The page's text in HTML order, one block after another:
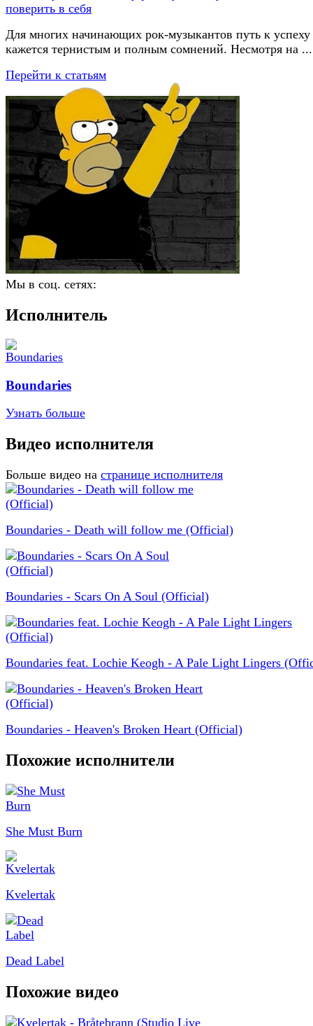
Для многих начинающих рок-музыкантов путь к успеху
кажется тернистым и полным сомнений. Несмотря на ...
Перейти к статьям
Мы в соц. сетях:
Исполнитель
Boundaries
Узнать больше
Видео исполнителя
Больше видео на странице исполнителя
Boundaries - Death will follow me (Official)
Boundaries - Scars On A Soul (Official)
Boundaries feat. Lochie Keogh - A Pale Light Lingers
Boundaries - Heaven's Broken Heart (Official)
Похожие исполнители
She Must Burn
Kvelertak
Dead Label
Похожие видео